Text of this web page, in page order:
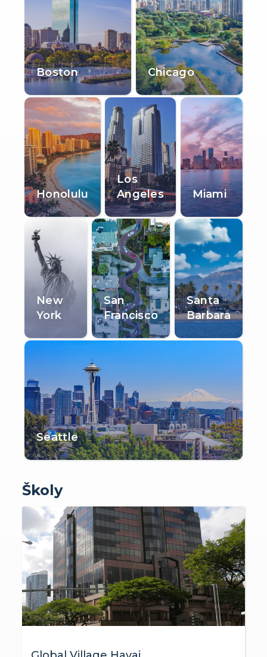
Boston Chicago
Honolulu
Los
Angeles
Miami
New
York
San
Francisco
Santa
Barbara
Seattle
Školy